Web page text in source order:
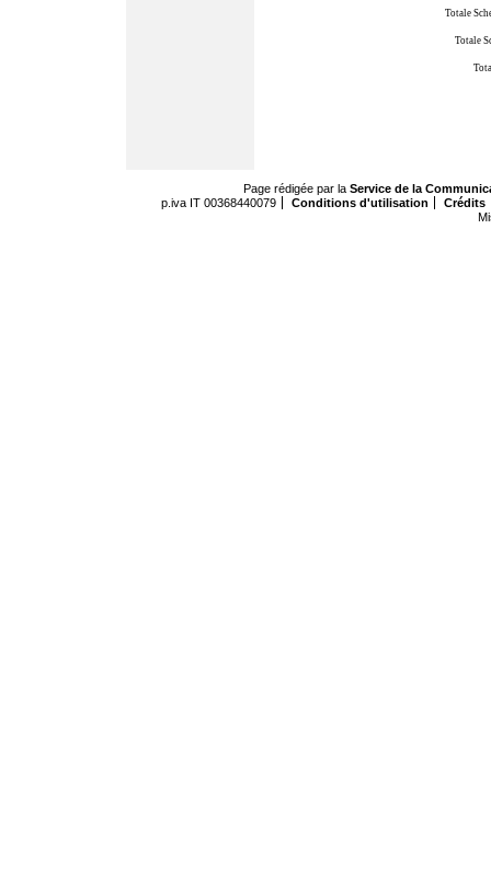
Totale
Totale
Page rédigée par la Service de la
p.iva IT 00368440079
Conditions d'utilisation
Crédits